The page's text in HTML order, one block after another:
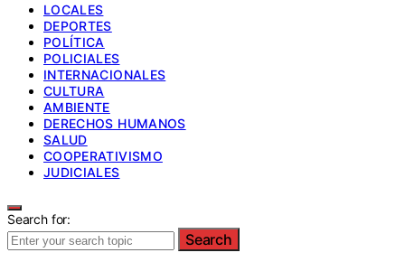
LOCALES
DEPORTES
POLÍTICA
POLICIALES
INTERNACIONALES
CULTURA
AMBIENTE
DERECHOS HUMANOS
SALUD
COOPERATIVISMO
JUDICIALES
Search for:
Search